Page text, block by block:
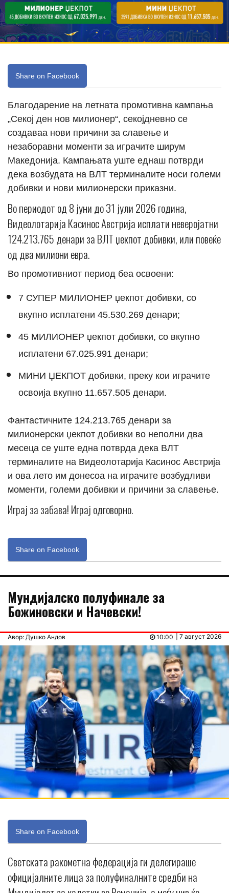
Share on Facebook
Благодарение на летната промотивна кампања
„Секој ден нов милионер“, секојдневно се
создаваа нови причини за славење и
незаборавни моменти за играчите ширум
Македонија. Кампањата уште еднаш потврди
дека возбудата на ВЛТ терминалите носи големи
добивки и нови милионерски приказни.
Во периодот од 8 јуни до 31 јули 2026 година,
Видеолотарија Касинос Австрија исплати неверојатни
124.213.765 денари за ВЛТ џекпот добивки, или повеќе
од два милиони евра.
Во промотивниот период беа освоени:
7 СУПЕР МИЛИОНЕР џекпот добивки, со
вкупно исплатени 45.530.269 денари;
45 МИЛИОНЕР џекпот добивки, со вкупно
исплатени 67.025.991 денари;
МИНИ ЏЕКПОТ добивки, преку кои играчите
освоија вкупно 11.657.505 денари.
Фантастичните 124.213.765 денари за
милионерски џекпот добивки во неполни два
месеца се уште една потврда дека ВЛТ
терминалите на Видеолотарија Касинос Австрија
и ова лето им донесоа на играчите возбудливи
моменти, големи добивки и причини за славење.
Играј за забава! Играј одговорно.
Share on Facebook
Мундијалско полуфинале за
Божиновски и Начевски!
Авор: Душко Андов | 7 август 2026
10:00
Share on Facebook
Светската ракометна федерација ги делегираше
официјалните лица за полуфиналните средби на